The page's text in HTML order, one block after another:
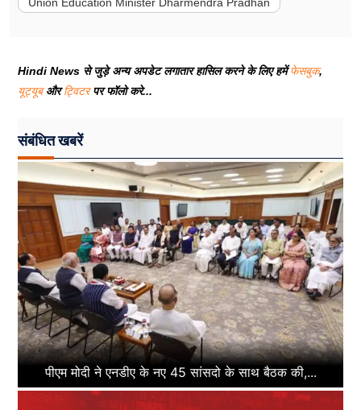
Hindi News से जुड़े अन्य अपडेट लगातार हासिल करने के लिए हमेंफेसबुक,
यूट्यूबऔरट्विटरपर फॉलो करे...
संबंधित खबरें
पीएम मोदी ने एनडीए के नए 45 सांसदो के साथ बैठक की,...